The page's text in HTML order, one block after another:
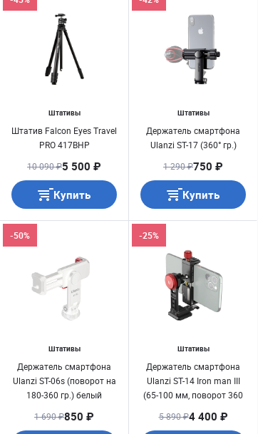
Штативы
Штатив Falcon Eyes Travel
PRO 417BHP
10 090 ₽5 500 ₽
Купить
Штативы
Держатель смартфона
Ulanzi ST-17 (360° гр.)
1 290 ₽750 ₽
Купить
Штативы
Держатель смартфона
Ulanzi ST-06s (поворот на
180-360 гр.) белый
-50%
1 690 ₽850 ₽
Штативы
Держатель смартфона
Ulanzi ST-14 Iron man III
(65-100 мм, поворот 360
-25%
5 890 ₽4 400 ₽